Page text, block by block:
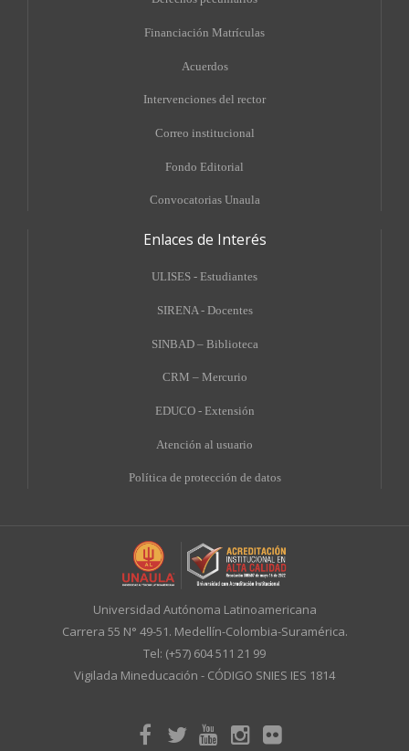
Financiación Matrículas
Acuerdos
Intervenciones del rector
Correo institucional
Fondo Editorial
Convocatorias Unaula
Enlaces de Interés
ULISES - Estudiantes
SIRENA - Docentes
SINBAD – Biblioteca
CRM – Mercurio
EDUCO - Extensión
Atención al usuario
Política de protección de datos
Universidad Autónoma Latinoamericana
Carrera 55 N° 49-51. Medellín-Colombia-Suramérica.
Tel: (+57) 604 511 21 99
Vigilada Mineducación - CÓDIGO SNIES IES 1814